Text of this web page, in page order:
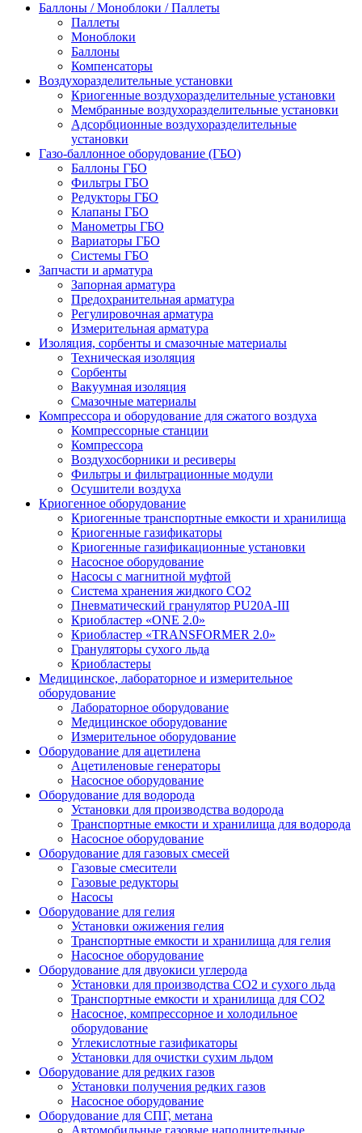
Баллоны / Моноблоки / Паллеты
Паллеты
Моноблоки
Баллоны
Компенсаторы
Воздухоразделительные установки
Криогенные воздухоразделительные установки
Мембранные воздухоразделительные установки
Адсорбционные воздухоразделительные
установки
Газо-баллонное оборудование (ГБО)
Баллоны ГБО
Фильтры ГБО
Редукторы ГБО
Клапаны ГБО
Манометры ГБО
Вариаторы ГБО
Системы ГБО
Запчасти и арматура
Запорная арматура
Предохранительная арматура
Регулировочная арматура
Измерительная арматура
Изоляция, сорбенты и смазочные материалы
Техническая изоляция
Сорбенты
Вакуумная изоляция
Смазочные материалы
Компрессора и оборудование для сжатого воздуха
Компрессорные станции
Компрессора
Воздухосборники и ресиверы
Фильтры и фильтрационные модули
Осушители воздуха
Криогенное оборудование
Криогенные транспортные емкости и хранилища
Криогенные газификаторы
Криогенные газификационные установки
Насосное оборудование
Насосы с магнитной муфтой
Система хранения жидкого CO2
Пневматический гранулятор PU20A-III
Криобластер «ONE 2.0»
Криобластер «TRANSFORMER 2.0»
Грануляторы сухого льда
Криобластеры
Медицинское, лабораторное и измерительное
оборудование
Лабораторное оборудование
Медицинское оборудование
Измерительное оборудование
Оборудование для ацетилена
Ацетиленовые генераторы
Насосное оборудование
Оборудование для водорода
Установки для производства водорода
Транспортные емкости и хранилища для водорода
Насосное оборудование
Оборудование для газовых смесей
Газовые смесители
Газовые редукторы
Насосы
Оборудование для гелия
Установки ожижения гелия
Транспортные емкости и хранилища для гелия
Насосное оборудование
Оборудование для двуокиси углерода
Установки для производства СО2 и сухого льда
Транспортные емкости и хранилища для CO2
Насосное, компрессорное и холодильное
оборудование
Углекислотные газификаторы
Установки для очистки сухим льдом
Оборудование для редких газов
Установки получения редких газов
Насосное оборудование
Оборудование для СПГ, метана
Автомобильные газовые наполнительные